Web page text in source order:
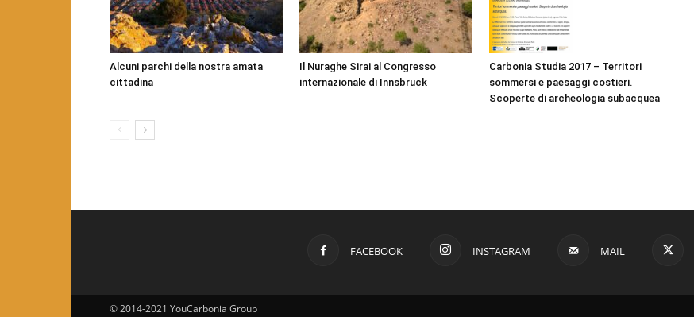
Alcuni parchi della nostra amata
cittadina
Il Nuraghe Sirai al Congresso
internazionale di Innsbruck
Carbonia Studia 2017 – Territori
sommersi e paesaggi costieri.
Scoperte di archeologia subacquea
FACEBOOK INSTAGRAM MAIL
© 2014-2021 YouCarbonia Group